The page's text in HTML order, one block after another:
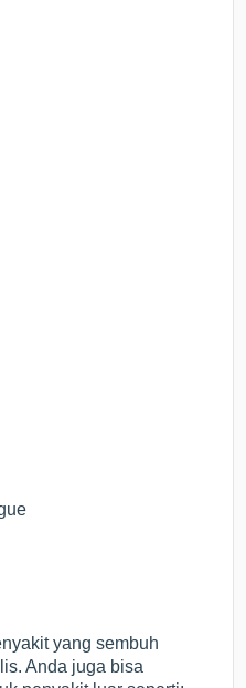
yang sembuh
Anda juga bisa